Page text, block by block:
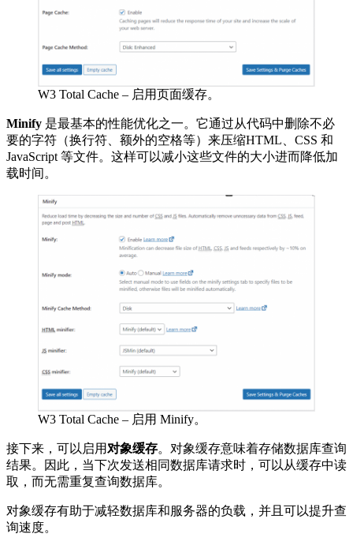
W3 Total Cache – 启用页面缓存。
Minify 是最基本的性能优化之一。它通过从代码中删除不必
要的字符（换行符、额外的空格等）来压缩HTML、CSS 和
JavaScript 等文件。这样可以减小这些文件的大小进而降低加
载时间。
W3 Total Cache – 启用 Minify。
接下来，可以启用 对象缓存。对象缓存意味着存储数据库查询
结果。因此，当下次发送相同数据库请求时，可以从缓存中读
取，而无需重复查询数据库。
对象缓存有助于减轻数据库和服务器的负载，并且可以提升查
询速度。